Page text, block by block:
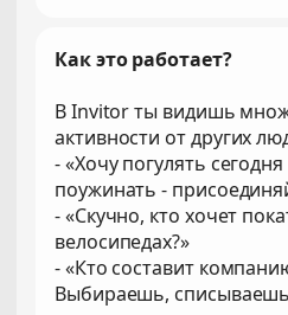
Как это работает?
В Invitor ты видишь
активности от других
- «Хочу погулять
поужинать -
- «Скучно, кто хочет
велосипедах?»
- «Кто составит
Выбираешь,